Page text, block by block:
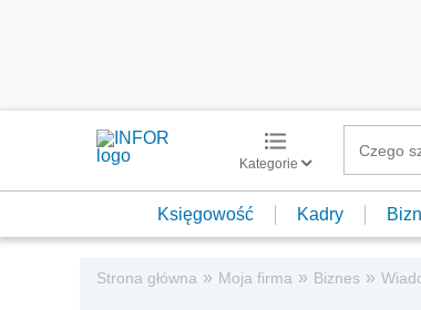
Kategorie
Księgowość Kadry
Strona główna » Moja firma » Biznes »